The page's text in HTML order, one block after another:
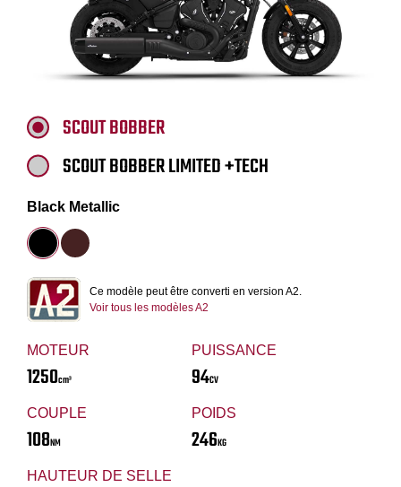
MOTEUR
1250cm³
PUISSANCE
94CV
COUPLE
108NM
POIDS
246KG
HAUTEUR DE SELLE
SCOUT BOBBER
SCOUT BOBBER LIMITED +TECH
Black Metallic
Ce modèle peut être converti en version A2.
Voir tous les modèles A2